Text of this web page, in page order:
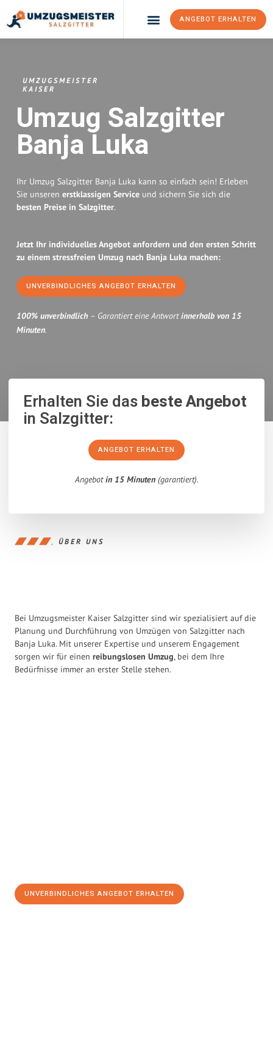
ANGEBOT ERHALTEN
UMZUGSMEISTER
KAISER
Umzug Salzgitter
Banja Luka
Ihr Umzug Salzgitter Banja Luka kann so einfach sein! Erleben
Sie unseren erstklassigen Service und sichern Sie sich die
besten Preise in Salzgitter.
Jetzt Ihr individuelles Angebot anfordern und den ersten Schritt
zu einem stressfreien Umzug nach Banja Luka machen:
UNVERBINDLICHES ANGEBOT ERHALTEN
100% unverbindlich – Garantiert eine Antwortinnerhalb von 15
Minuten.
Erhalten Sie dasbeste Angebot
in Salzgitter:
ANGEBOT ERHALTEN
Angebotin 15 Minuten(garantiert).
ÜBER UNS
Bei Umzugsmeister Kaiser Salzgitter sind wir spezialisiert auf die
Planung und Durchführung von Umzügen von Salzgitter nach
Banja Luka. Mit unserer Expertise und unserem Engagement
sorgen wir für einen reibungslosen Umzug, bei dem Ihre
Bedürfnisse immer an erster Stelle stehen.
UNVERBINDLICHES ANGEBOT ERHALTEN